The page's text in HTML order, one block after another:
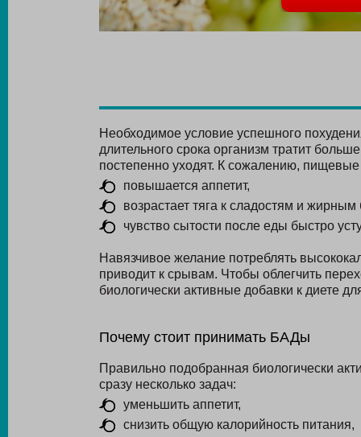
Необходимое условие успешного
длительного срока организм тратит
постепенно уходят. К сожалению,
повышается аппетит,
возрастает тяга к сладостям и
чувство сытости после еды быстро
Навязчивое желание потреблять
приводит к срывам. Чтобы облегчить
биологически активные добавки к диете
Почему стоит принимать БАДы
Правильно подобранная биологически
сразу несколько задач:
уменьшить аппетит,
снизить общую калорийность питания,